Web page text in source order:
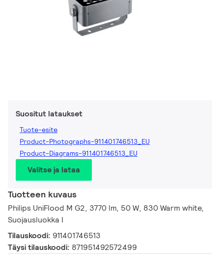
Suositut lataukset
Tuote-esite
Product-Photographs-911401746513_EU
Product-Diagrams-911401746513_EU
Valitse ja lataa
Tuotteen kuvaus
Philips UniFlood M G2, 3770 lm, 50 W, 830 Warm white,
Suojausluokka I
Tilauskoodi: 911401746513
Täysi tilauskoodi: 871951492572499